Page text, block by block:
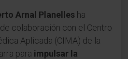
Arnal Planelles ha
colaboración con el Centro
Aplicada (CIMA) de la
para impulsar la